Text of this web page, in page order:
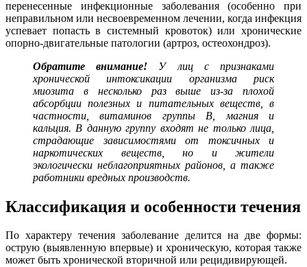
перенесенные инфекционные заболевания (особенно при
неправильном или несвоевременном лечении, когда инфекция
успевает попасть в системный кровоток) или хронические
опорно-двигательные патологии (артроз, остеохондроз).
Обратите внимание! У лиц с признаками
хронической интоксикации организма риск
миозита в несколько раз выше из-за плохой
абсорбции полезных и питательных веществ, в
частности, витаминов группы B, магния и
кальция. В данную группу входят не только лица,
страдающие зависимостями от токсичных и
наркотических веществ, но и жители
экологически неблагоприятных районов, а также
работники вредных производств.
Классификация и особенности течения
По характеру течения заболевание делится на две формы:
острую (выявленную впервые) и хроническую, которая также
может быть хронической вторичной или рецидивирующей.